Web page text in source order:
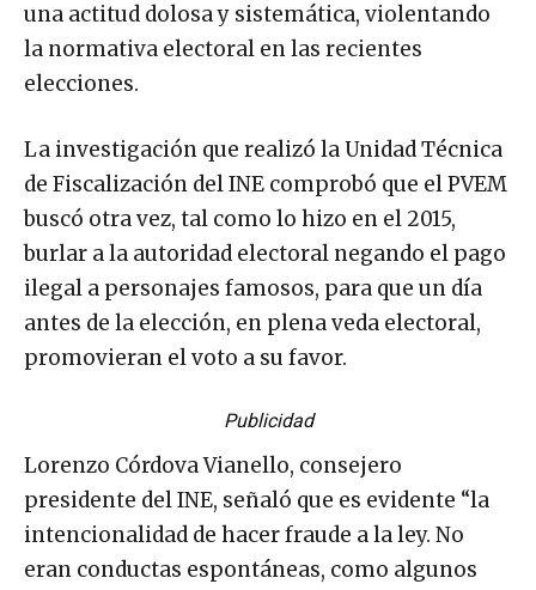
una actitud dolosa y sistemática, violentando
la normativa electoral en las recientes
elecciones.
La investigación que realizó la Unidad Técnica
de Fiscalización del INE comprobó que el PVEM
buscó otra vez, tal como lo hizo en el 2015,
burlar a la autoridad electoral negando el pago
ilegal a personajes famosos, para que un día
antes de la elección, en plena veda electoral,
promovieran el voto a su favor.
Publicidad
Lorenzo Córdova Vianello, consejero
presidente del INE, señaló que es evidente “la
intencionalidad de hacer fraude a la ley. No
eran conductas espontáneas, como algunos